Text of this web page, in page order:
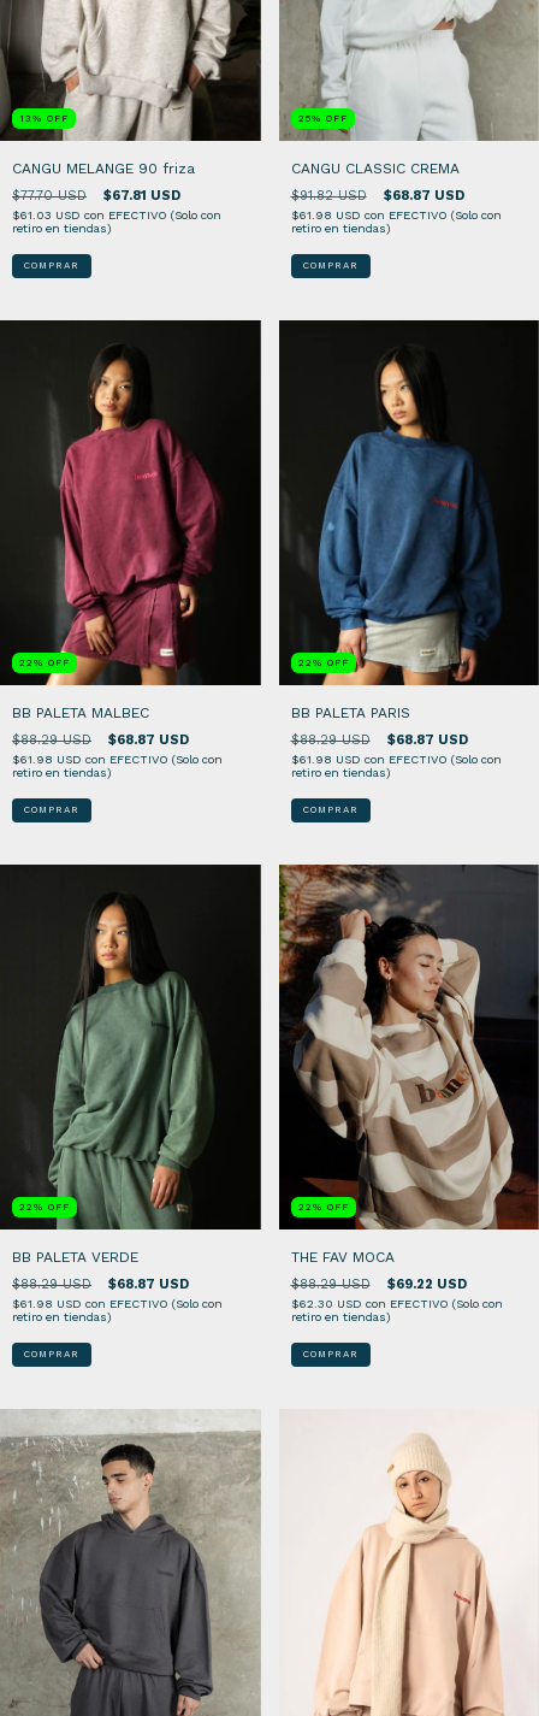
13 % OFF
CANGU MELANGE 90 friza
$77.70 USD $67.81 USD
$61.03 USD con EFECTIVO (Solo con
retiro en tiendas)
COMPRAR
25% OFF
CANGU CLASSIC CREMA
$91.82 USD $68.87 USD
$61.98 USD con EFECTIVO (Solo con
retiro en tiendas)
COMPRAR
22 % OFF
BB PALETA MALBEC
$88.29 USD $68.87 USD
$61.98 USD con EFECTIVO (Solo con
retiro en tiendas)
COMPRAR
22 % OFF
BB PALETA PARIS
$88.29 USD $68.87 USD
$61.98 USD con EFECTIVO (Solo con
retiro en tiendas)
COMPRAR
22 % OFF
BB PALETA VERDE
$88.29 USD $68.87 USD
$61.98 USD con EFECTIVO (Solo con
retiro en tiendas)
COMPRAR
22 % OFF
THE FAV MOCA
$88.29 USD $69.22 USD
$62.30 USD con EFECTIVO (Solo con
retiro en tiendas)
COMPRAR